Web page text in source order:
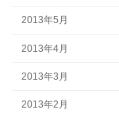
2013年5月
2013年4月
2013年3月
2013年2月